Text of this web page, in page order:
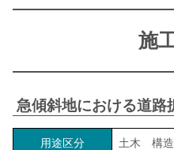
施
急傾斜地における道路
用途区分 土木 構造